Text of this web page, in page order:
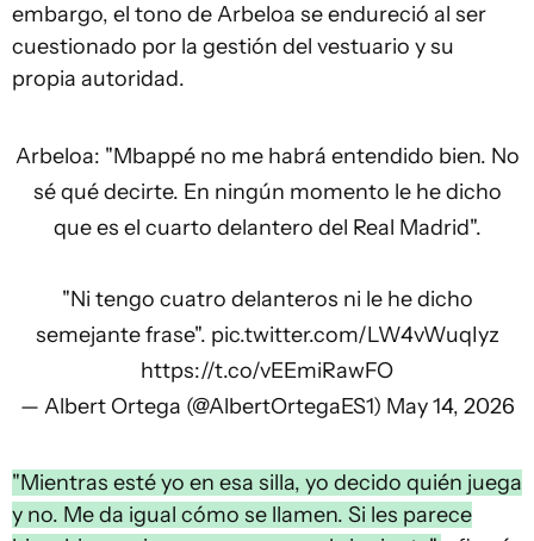
embargo, el tono de Arbeloa se endureció al ser
cuestionado por la gestión del vestuario y su
propia autoridad.
Arbeloa: "Mbappé no me habrá entendido bien. No
sé qué decirte. En ningún momento le he dicho
que es el cuarto delantero del Real Madrid".
"Ni tengo cuatro delanteros ni le he dicho
semejante frase". pic.twitter.com/LW4vWuqIyz
https://t.co/vEEmiRawFO
— Albert Ortega (@AlbertOrtegaES1) May 14, 2026
"Mientras esté yo en esa silla, yo decido quién juega
y no. Me da igual cómo se llamen. Si les parece